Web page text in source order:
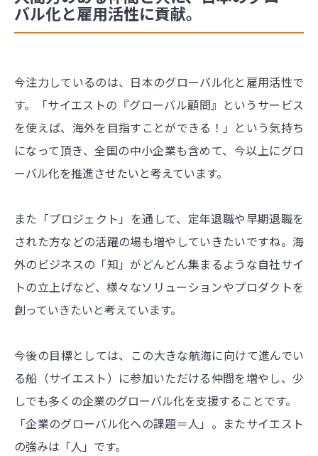
バル化と雇用活性に貢献。
今注力しているのは、日本のグローバル化と雇用活性で
す。「サイエストの『グローバル顧問』というサービス
を使えば、海外を目指すことができる！」という気持ち
になって頂き、全国の中小企業も含めて、今以上にグロ
ーバル化を推進させたいと考えています。
また「プロジェクト」を通して、定年退職や早期退職を
された方などの活躍の場も増やしていきたいですね。海
外のビジネスの「知」がどんどん集まるような自社サイ
トの立上げなど、様々なソリューションやプロダクトを
創っていきたいと考えています。
今後の目標としては、この大きな航海に向けて進んでい
る船（サイエスト）に参加いただける仲間を増やし、少
しでも多くの企業のグローバル化を支援することです。
「企業のグローバル化への課題＝人」。またサイエスト
の強みは「人」です。